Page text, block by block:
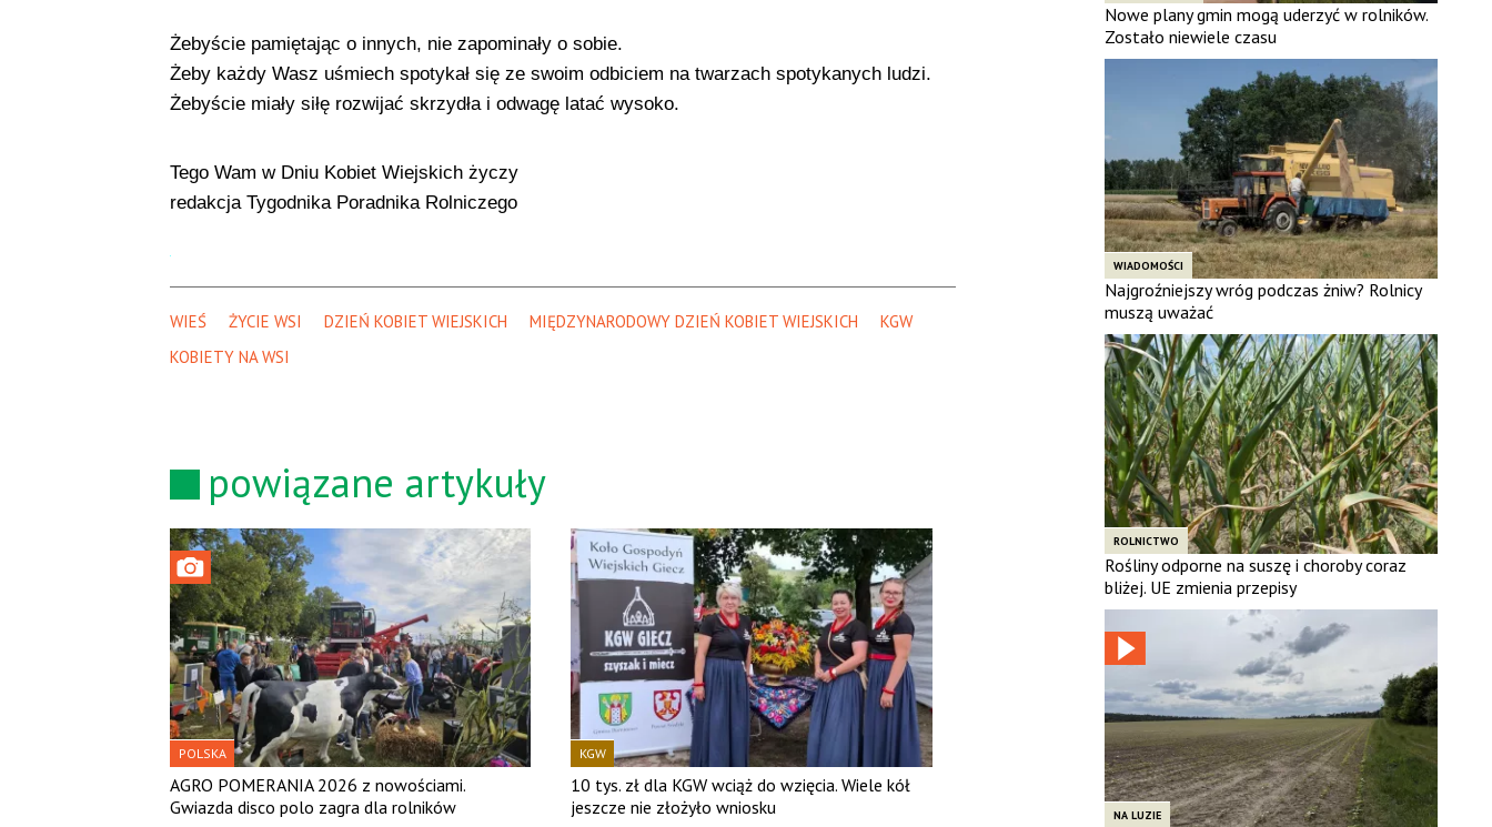
Żebyście pamiętając o innych, nie zapominały o sobie.
Żeby każdy Wasz uśmiech spotykał się ze swoim odbiciem na twarzach spotykanych ludzi.
Żebyście miały siłę rozwijać skrzydła i odwagę latać wysoko.
Tego Wam w Dniu Kobiet Wiejskich życzy
redakcja Tygodnika Poradnika Rolniczego
WIEŚ ŻYCIE WSI DZIEŃ KOBIET WIEJSKICH MIĘDZYNARODOWY DZIEŃ KOBIET WIEJSKICH
KGW
KOBIETY NA WSI
powiązane artykuły
POLSKA
AGRO POMERANIA 2026 z nowościami.
Gwiazda disco polo zagra dla rolników
KGW
10 tys. zł dla KGW wciąż do wzięcia. Wiele kół
jeszcze nie złożyło wniosku
Nowe plany gmin mogą uderzyć w rolników.
Zostało niewiele czasu
WIADOMOŚCI
Najgroźniejszy wróg podczas żniw? Rolnicy
muszą uważać
ROLNICTWO
Rośliny odporne na suszę i choroby coraz
bliżej. UE zmienia przepisy
NA LUZIE